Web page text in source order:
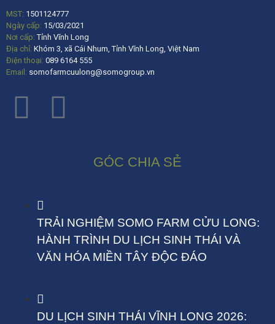
MST: 1501124777
Ngày cấp: 15/03/2021
Nơi cấp:Tỉnh Vĩnh Long
Địa chỉ: Khóm 3, xã Cái Nhum, Tỉnh Vĩnh Long, Việt Nam
Điện thoại: 089 6164 555
Email: somofarmcuulong@somogroup.vn
GÓC CHIA SẺ
TRẢI NGHIỆM SOMO FARM CỬU LONG:
HÀNH TRÌNH DU LỊCH SINH THÁI VÀ
VĂN HÓA MIỀN TÂY ĐỘC ĐÁO
DU LỊCH SINH THÁI VĨNH LONG 2026: